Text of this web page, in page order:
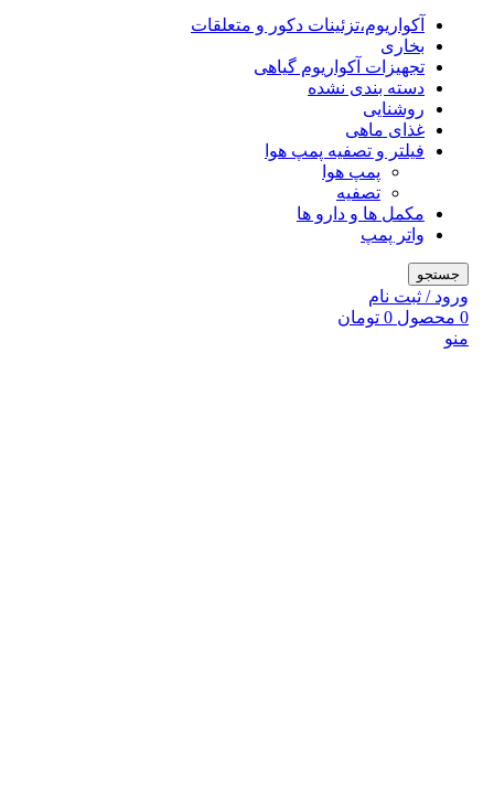
آکواریوم،تزئینات دکور و متعلقات
بخاری
تجهیزات آکواریوم گیاهی
دسته بندی نشده
روشنایی
غذای ماهی
فیلتر و تصفیه پمپ هوا
پمپ هوا
تصفیه
مکمل ها و دارو ها
واتر پمپ
جستجو
ورود / ثبت نام
0 محصول 0 تومان
منو